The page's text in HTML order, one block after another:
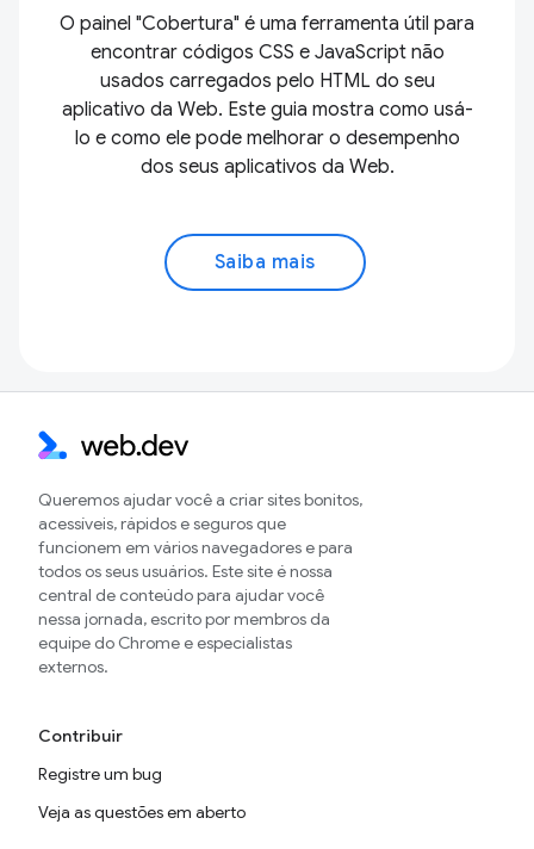
O painel "Cobertura" é uma ferramenta útil para
encontrar códigos CSS e JavaScript não
usados carregados pelo HTML do seu
aplicativo da Web. Este guia mostra como usá-
lo e como ele pode melhorar o desempenho
dos seus aplicativos da Web.
Saiba mais
Queremos ajudar você a criar sites bonitos,
acessíveis, rápidos e seguros que
funcionem em vários navegadores e para
todos os seus usuários. Este site é nossa
central de conteúdo para ajudar você
nessa jornada, escrito por membros da
equipe do Chrome e especialistas
externos.
Contribuir
Registre um bug
Veja as questões em aberto